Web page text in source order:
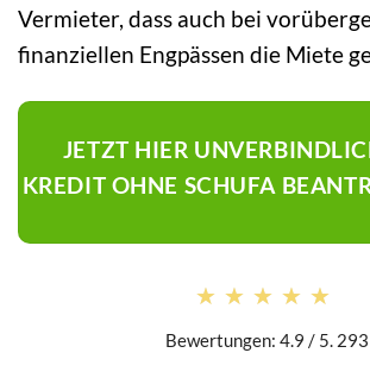
Vermieter, dass auch bei
finanziellen Engpässen die Miete
JETZT HIER
KREDIT OHNE SCHUFA
★★★★★
★★★★★
Bewertungen: 4.9 / 5. 293